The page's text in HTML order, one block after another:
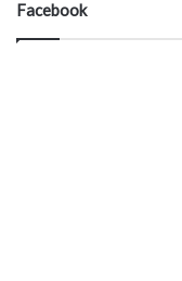
Facebook